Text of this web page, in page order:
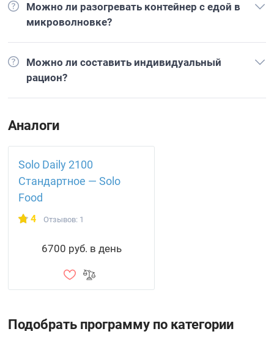
Можно ли разогревать контейнер с едой в
микроволновке?
Можно ли составить индивидуальный
рацион?
Аналоги
Solo Daily 2100
Стандартное — Solo
Food
4 Отзывов: 1
6700 руб. в день
Подобрать программу по категории